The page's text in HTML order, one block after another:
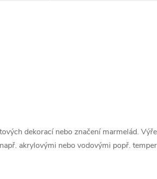
dekorací nebo značení marmelád.
akrylovými nebo vodovými popř.